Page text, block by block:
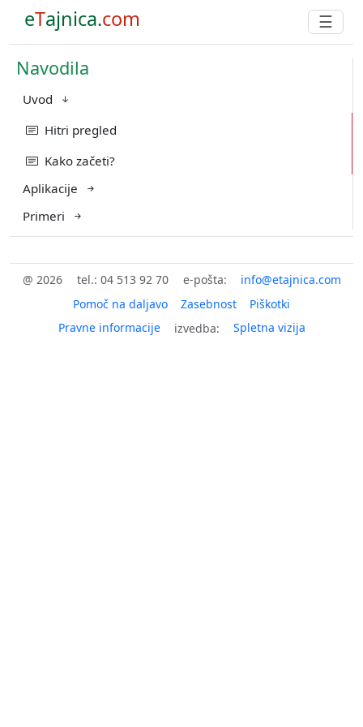
eTajnica.com ☰
Navodila
Uvod
Hitri pregled
Kako začeti?
Aplikacije
Primeri
@ 2026 tel.: 04 513 92 70
e-pošta:
Pomoč na daljavo
Zasebnost
Piškotki
Pravne informacije
izvedba: Spletna vizija